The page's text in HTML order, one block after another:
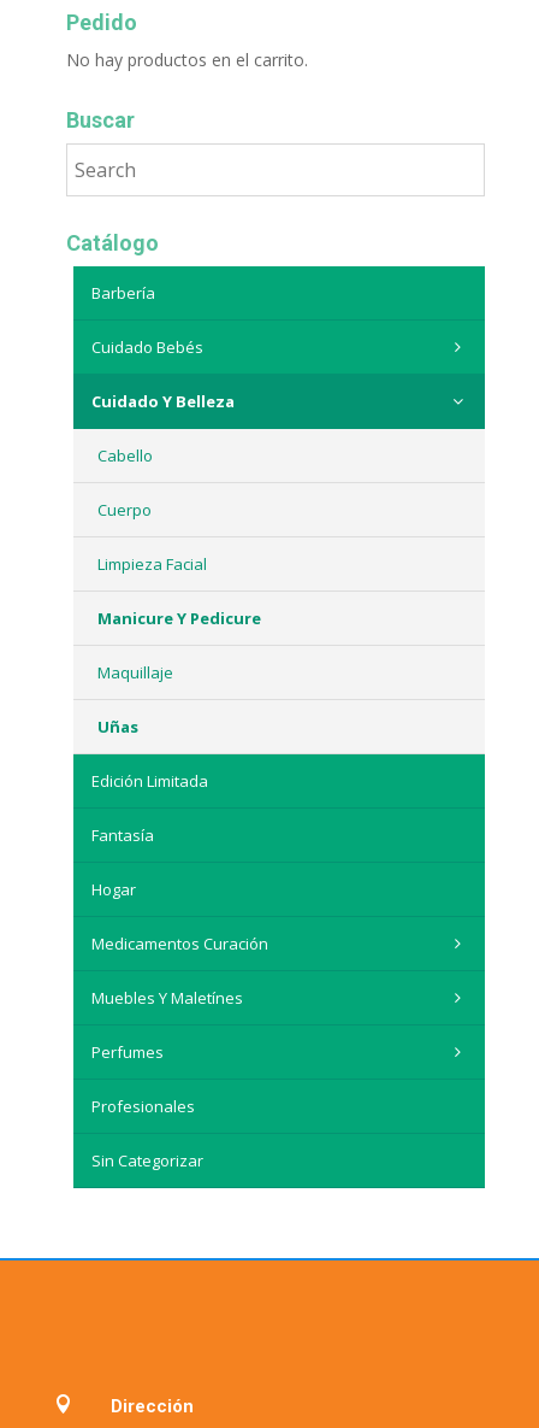
Pedido
No hay productos en el carrito.
Buscar
Catálogo
Barbería
Cuidado Bebés
Cuidado Y Belleza
Cabello
Cuerpo
Limpieza Facial
Manicure Y Pedicure
Maquillaje
Uñas
Edición Limitada
Fantasía
Hogar
Medicamentos Curación
Muebles Y Maletínes
Perfumes
Profesionales
Sin Categorizar
 Dirección